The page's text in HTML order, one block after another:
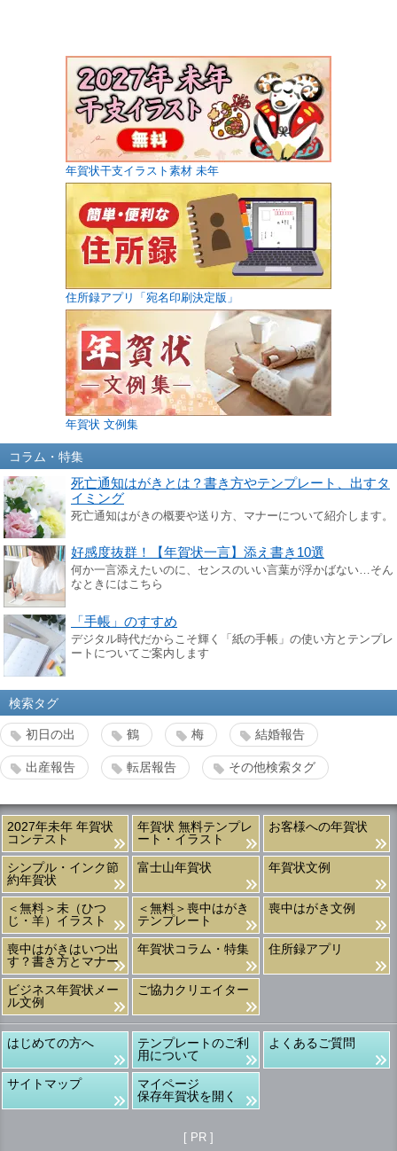
年賀状干支イラスト素材 未年
住所録アプリ「宛名印刷決定版」
年賀状 文例集
コラム・特集
死亡通知はがきとは？書き方やテンプレート、出すタ
イミング
死亡通知はがきの概要や送り方、マナーについて紹介します。
好感度抜群！【年賀状一言】添え書き10選
何か一言添えたいのに、センスのいい言葉が浮かばない…そん
なときにはこちら
「手帳」のすすめ
デジタル時代だからこそ輝く「紙の手帳」の使い方とテンプレ
ートについてご案内します
検索タグ
初日の出 鶴 梅 結婚報告
出産報告 転居報告 その他検索タグ
2027年未年 年賀状
コンテスト
年賀状 無料テンプレ
ート・イラスト
お客様への年賀状
シンプル・インク節
約年賀状
富士山年賀状 年賀状文例
＜無料＞未（ひつ
じ・羊）イラスト
＜無料＞喪中はがき
テンプレート
喪中はがき文例
喪中はがきはいつ出
す？書き方とマナー
年賀状コラム・特集 住所録アプリ
ビジネス年賀状メー
ル文例
ご協力クリエイター
はじめての方へ
テンプレートのご利
用について
よくあるご質問
サイトマップ
マイページ
保存年賀状を開く
[ PR ]